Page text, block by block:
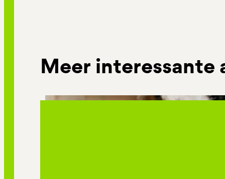
Meer interessante